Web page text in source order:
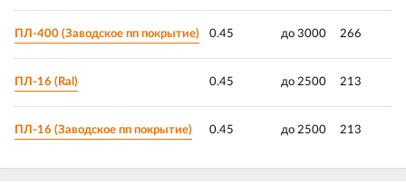
ПЛ-400 (Заводское пп покрытие) 0.45 до 3000 266
ПЛ-16 (Ral) 0.45 до 2500 213
ПЛ-16 (Заводское пп покрытие) 0.45 до 2500 213